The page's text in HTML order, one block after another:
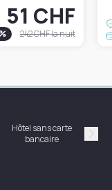
51 CHF
% 242 CHFla nuit
Hôtel sans carte
bancaire